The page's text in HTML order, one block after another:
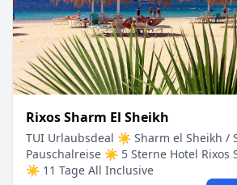
Rixos Sharm El Sheikh
TUI Urlaubsdeal ☀ Sharm el Sheikh /
Pauschalreise ☀ 5 Sterne Hotel Rixos
☀ 11 Tage All Inclusive